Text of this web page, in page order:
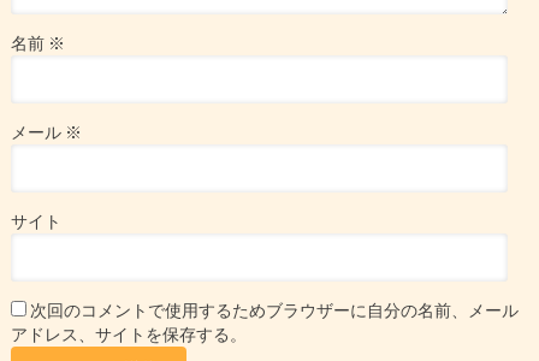
名前 ※
メール ※
サイト
次回のコメントで使用するためブラウザーに自分の名前、メール
アドレス、サイトを保存する。